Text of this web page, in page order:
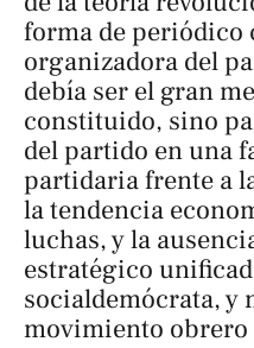
forma de periódico
organizadora del
debía ser el gran
constituido, sino
del partido en una
partidaria frente a
la tendencia
luchas, y la
estratégico
socialdemócrata, y
movimiento obrero